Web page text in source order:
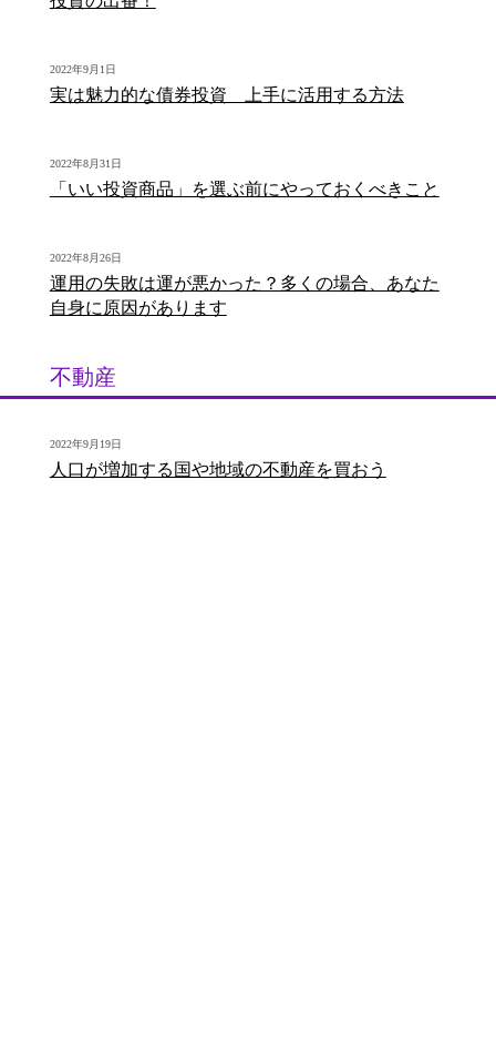
2022年9月1日
実は魅力的な債券投資 上手に活用する方法
2022年8月31日
「いい投資商品」を選ぶ前にやっておくべきこと
2022年8月26日
運用の失敗は運が悪かった？多くの場合、あなた
自身に原因があります
不動産
2022年9月19日
人口が増加する国や地域の不動産を買おう